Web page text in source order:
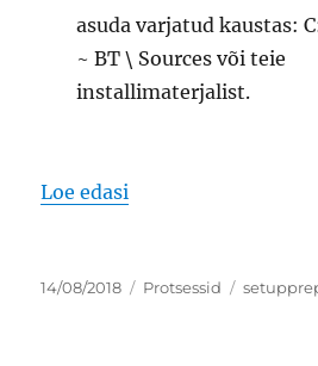
asuda varjatud kaustas:
~ BT \ Sources või teie
installimaterjalist.
Loe edasi
Postitatud
14/08/2018 Rubriigid
Protsessid Sildid